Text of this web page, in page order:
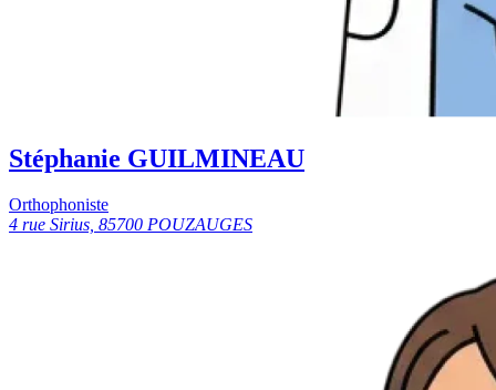
Stéphanie GUILMINEAU
Orthophoniste
4 rue Sirius, 85700 POUZAUGES